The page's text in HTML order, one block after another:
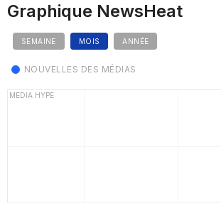
Graphique NewsHeat
SEMAINE MOIS ANNÉE
NOUVELLES DES MÉDIAS